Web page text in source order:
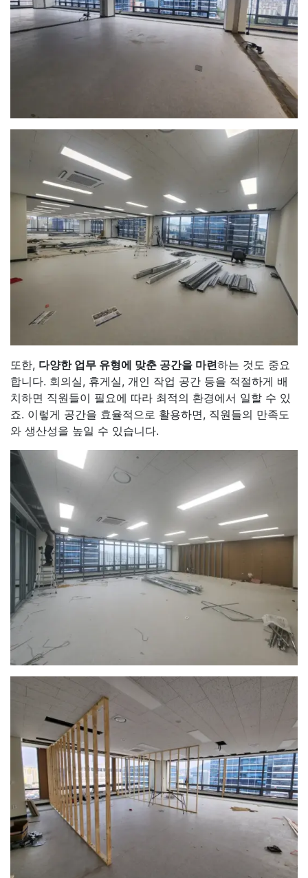
또한, 다양한 업무 유형에 맞춘 공간을 마련하는 것도 중요
합니다. 회의실, 휴게실, 개인 작업 공간 등을 적절하게 배
치하면 직원들이 필요에 따라 최적의 환경에서 일할 수 있
죠. 이렇게 공간을 효율적으로 활용하면, 직원들의 만족도
와 생산성을 높일 수 있습니다.